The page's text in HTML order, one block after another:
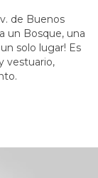
de Buenos
un Bosque, una
solo lugar! Es
vestuario,